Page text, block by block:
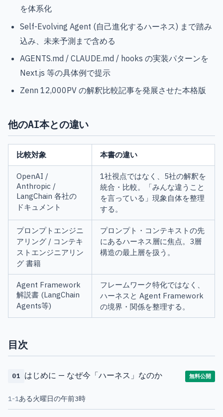
を体系化
Self-Evolving Agent (自己進化するハーネス) まで踏み
込み、未来予測まで含める
AGENTS.md / CLAUDE.md / hooks の実装パターンを
Next.js 等の具体例で提示
Zenn 12,000PV の解釈比較記事を発展させた本格版
他のAI本との違い
比較対象 本書の違い
OpenAI /
Anthropic /
LangChain 各社の
ドキュメント
1社視点ではなく、5社の解釈を
統合・比較。「みんな違うこと
を言っている」現象自体を整理
する。
プロンプトエンジニ
アリング / コンテキ
ストエンジニアリン
グ 書籍
プロンプト・コンテキストの先
にあるハーネス層に焦点。3層
構造の最上層を扱う。
Agent Framework
解説書 (LangChain
Agents等)
フレームワーク特化ではなく、
ハーネスと Agent Framework
の境界・関係を整理する。
目次
01 はじめに — なぜ今「ハーネス」なのか 無料公開
1-1ある火曜日の午前3時